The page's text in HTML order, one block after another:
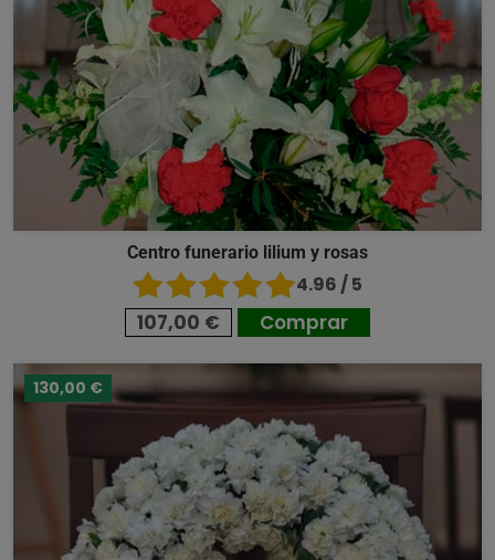
Centro funerario lilium y rosas
4.96 / 5
107,00 € Comprar
130,00 €